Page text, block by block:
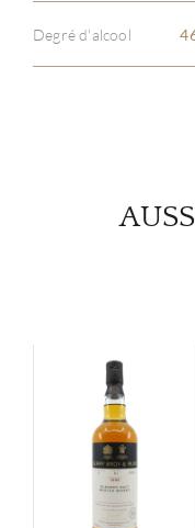
Degré d'alcool